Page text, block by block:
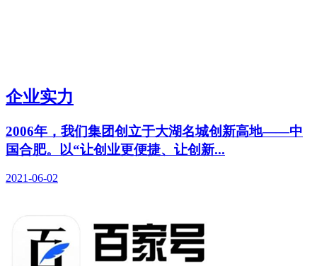
企业实力
2006年，我们集团创立于大湖名城创新高地——中
国合肥。以“让创业更便捷、让创新...
2021-06-02